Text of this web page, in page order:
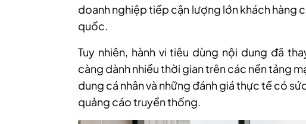
doanh nghiệp tiếp cận lượng lớn khách hàng
quốc.
Tuy nhiên, hành vi tiêu dùng nội dung đã
càng dành nhiều thời gian trên các nền tảng
dung cá nhân và những đánh giá thực tế có
quảng cáo truyền thống.